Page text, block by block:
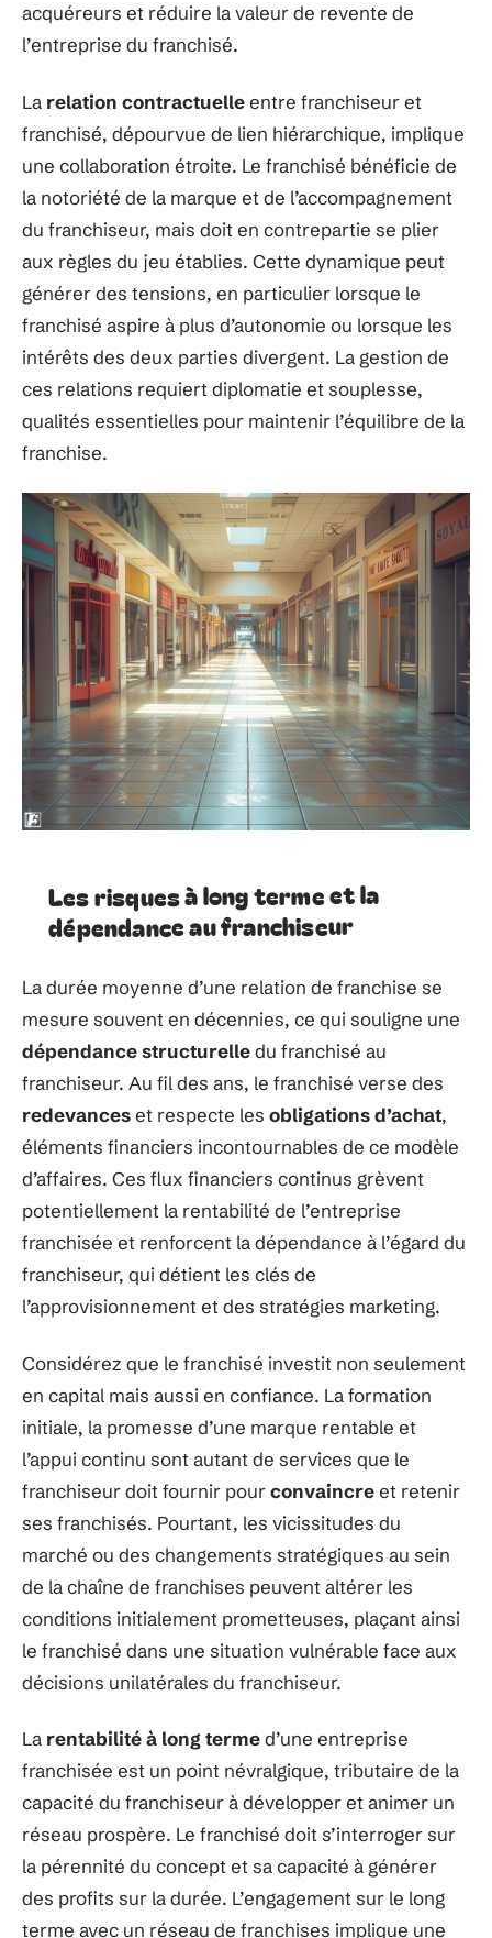
acquéreurs et réduire la valeur de revente de
l’entreprise du franchisé.
La relation contractuelleentre franchiseur et
franchisé, dépourvue de lien hiérarchique, implique
une collaboration étroite. Le franchisé bénéficie de
la notoriété de la marque et de l’accompagnement
du franchiseur, mais doit en contrepartie se plier
aux règles du jeu établies. Cette dynamique peut
générer des tensions, en particulier lorsque le
franchisé aspire à plus d’autonomie ou lorsque les
intérêts des deux parties divergent. La gestion de
ces relations requiert diplomatie et souplesse,
qualités essentielles pour maintenir l’équilibre de la
franchise.
Les risques à long terme et la
dépendance au franchiseur
La durée moyenne d’une relation de franchise se
mesure souvent en décennies, ce qui souligne une
dépendance structurelledu franchisé au
franchiseur. Au fil des ans, le franchisé verse des
redevanceset respecte les obligations d’achat,
éléments financiers incontournables de ce modèle
d’affaires. Ces flux financiers continus grèvent
potentiellement la rentabilité de l’entreprise
franchisée et renforcent la dépendance à l’égard du
franchiseur, qui détient les clés de
l’approvisionnement et des stratégies marketing.
Considérez que le franchisé investit non seulement
en capital mais aussi en confiance. La formation
initiale, la promesse d’une marque rentable et
l’appui continu sont autant de services que le
franchiseur doit fournir pourconvaincreet retenir
ses franchisés. Pourtant, les vicissitudes du
marché ou des changements stratégiques au sein
de la chaîne de franchises peuvent altérer les
conditions initialement prometteuses, plaçant ainsi
le franchisé dans une situation vulnérable face aux
décisions unilatérales du franchiseur.
La rentabilité à long termed’une entreprise
franchisée est un point névralgique, tributaire de la
capacité du franchiseur à développer et animer un
réseau prospère. Le franchisé doit s’interroger sur
la pérennité du concept et sa capacité à générer
des profits sur la durée. L’engagement sur le long
terme avec un réseau de franchises implique une